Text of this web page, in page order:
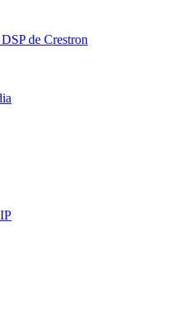
de Crestron